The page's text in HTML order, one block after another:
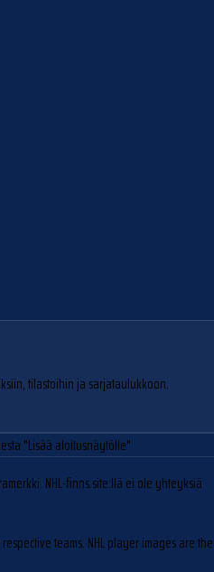
tilastoihin ja sarjataulukkoon.
"Lisää aloitusnäytölle"
NHL-finns.site:llä ei ole yhteyksiä
teams. NHL player images are the